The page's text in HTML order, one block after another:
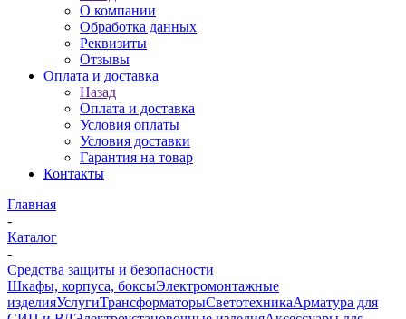
О компании
Обработка данных
Реквизиты
Отзывы
Оплата и доставка
Назад
Оплата и доставка
Условия оплаты
Условия доставки
Гарантия на товар
Контакты
Главная
-
Каталог
-
Средства защиты и безопасности
Шкафы, корпуса, боксыЭлектромонтажные
изделияУслугиТрансформаторыСветотехникаАрматура для